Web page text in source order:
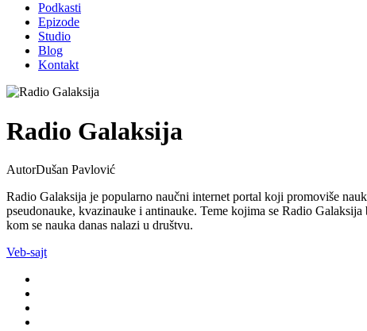
Podkasti
Epizode
Studio
Blog
Kontakt
Radio Galaksija
AutorDušan Pavlović
Radio Galaksija je popularno naučni internet portal koji promoviše
pseudonauke, kvazinauke i antinauke. Teme kojima se Radio
kom se nauka danas nalazi u društvu.
Veb-sajt